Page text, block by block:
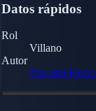
Datos rápidos
Rol
Villano
Autor
Masashi